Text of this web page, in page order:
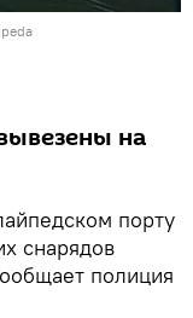
на
порту
снарядов
полиция